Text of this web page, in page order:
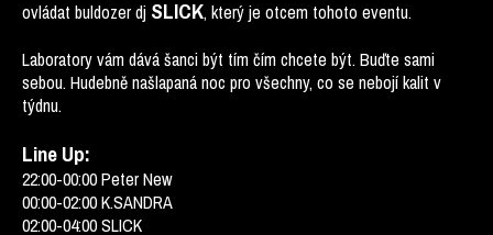
ovládat buldozer dj SLICK, který je otcem tohoto eventu.
Laboratory vám dává šanci být tím čím chcete být. Buďte sami
sebou. Hudebně našlapaná noc pro všechny, co se nebojí kalit v
týdnu.
Line Up:
22:00-00:00 Peter New
00:00-02:00 K.SANDRA
02:00-04:00 SLICK